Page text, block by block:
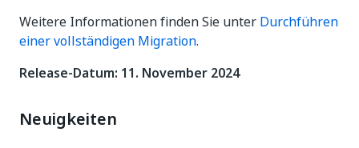
Weitere Informationen finden Sie unter Durchführen
einer vollständigen Migration.
Release-Datum: 11. November 2024
Neuigkeiten